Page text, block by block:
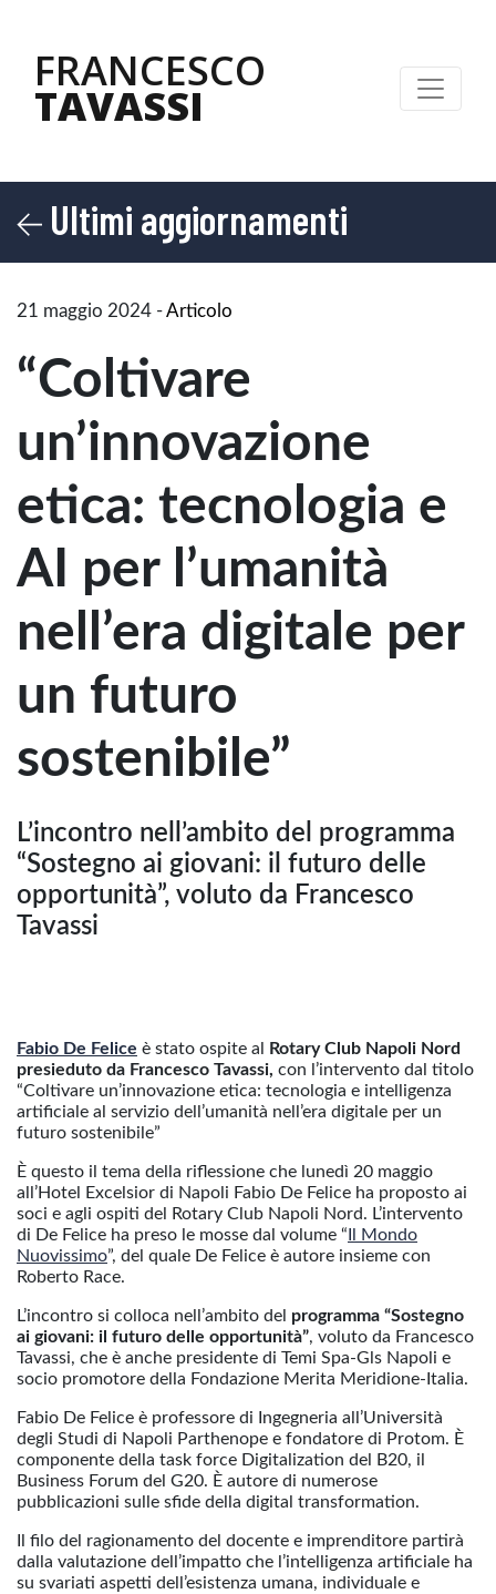
FRANCESCO
TAVASSI
Ultimi aggiornamenti
21 maggio 2024 -Articolo
“Coltivare
un’innovazione
etica: tecnologia e
AI per l’umanità
nell’era digitale per
un futuro
sostenibile”
L’incontro nell’ambito del programma
“Sostegno ai giovani: il futuro delle
opportunità”, voluto da Francesco
Tavassi
Fabio De Felice è stato ospite al
Rotary Club Napoli Nord
presieduto da Francesco Tavassi, con l’intervento dal titolo
“Coltivare un’innovazione etica: tecnologia e intelligenza
artificiale al servizio dell’umanità nell’era digitale per un
futuro sostenibile”
È questo il tema della riflessione che lunedì 20 maggio
all’Hotel Excelsior di Napoli Fabio De Felice ha proposto ai
soci e agli ospiti del Rotary Club Napoli Nord. L’intervento
di De Felice ha preso le mosse dal volume “ Il Mondo
Nuovissimo”, del quale De Felice è autore insieme con
Roberto Race.
L’incontro si colloca nell’ambito del programma “Sostegno
ai giovani: il futuro delle opportunità”, voluto da Francesco
Tavassi, che è anche presidente di Temi Spa-Gls Napoli e
socio promotore della Fondazione Merita Meridione-Italia.
Fabio De Felice è professore di Ingegneria all’Università
degli Studi di Napoli Parthenope e fondatore di Protom. È
componente della task force Digitalization del B20, il
Business Forum del G20. È autore di numerose
pubblicazioni sulle sfide della digital transformation.
Il filo del ragionamento del docente e imprenditore partirà
dalla valutazione dell’impatto che l’intelligenza artificiale ha
su svariati aspetti dell’esistenza umana, individuale e